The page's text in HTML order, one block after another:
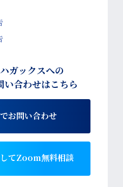
ガックスへの
い合わせはこちら
お問い合わせ
てZoom無料相談